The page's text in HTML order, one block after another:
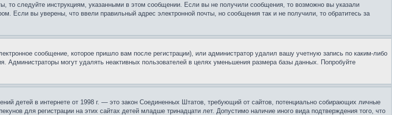
то следуйте инструкциям, указанными в этом сообщении. Если вы не получили сообщения, то возможно вы указали
Если вы уверены, что ввели правильный адрес электронной почты, но сообщения так и не получили, то обратитесь за
сообщение, которое пришло вам после регистрации), или администратор удалил вашу учетную запись по каким-либо
Администраторы могут удалять неактивных пользователей в целях уменьшения размера базы данных. Попробуйте
детей в интернете от 1998 г. — это закон Соединенных Штатов, требующий от сайтов, потенциально собирающих личные
для регистрации на этих сайтах детей младше тринадцати лет. Допустимо наличие иного вида подтверждения того, что